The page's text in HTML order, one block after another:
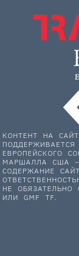
КОНТЕНТ НА
ЕВРОПЕЙСКОГО
МАРШАЛЛА США —
СОДЕРЖАНИЕ
НЕ ОБЯЗАТЕЛЬНО
ИЛИ GMF TF.